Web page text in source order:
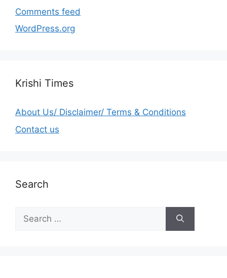
Comments feed
WordPress.org
Krishi Times
About Us/ Disclaimer/ Terms & Conditions
Contact us
Search